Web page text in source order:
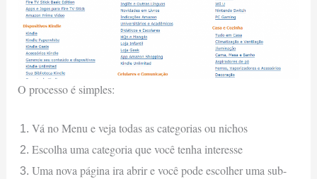
O processo é simples:
Vá no Menu e veja todas as categorias ou nichos
Escolha uma categoria que você tenha interesse
Uma nova página ira abrir e você pode escolher uma sub-